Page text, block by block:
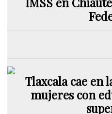
Tlaxcala cae en
mujeres con